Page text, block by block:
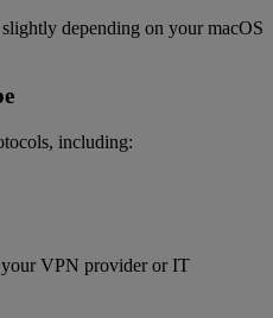
depending on your macOS
including:
your VPN provider or IT